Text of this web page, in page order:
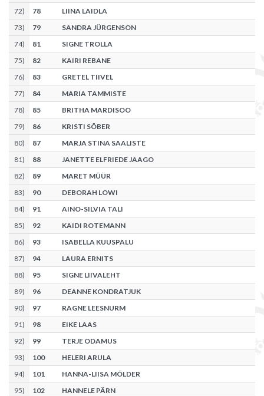
72) 78
LIINA LAIDLA
73) 79
SANDRA JÜRGENSON
74) 81
SIGNE TROLLA
75) 82
KAIRI REBANE
76) 83
GRETEL TIIVEL
77) 84
MARIA TAMMISTE
78) 85
BRITHA MARDISOO
79) 86
KRISTI SÕBER
80) 87
MARJA STINA SAALISTE
81) 88
JANETTE ELFRIEDE JAAGO
82) 89
MARET MÜÜR
83) 90
DEBORAH LOWI
84) 91
AINO-SILVIA TALI
85) 92
KAIDI ROTEMANN
86) 93
ISABELLA KUUSPALU
87) 94
LAURA ERNITS
88) 95
SIGNE LIIVALEHT
89) 96
DEANNE KONDRATJUK
90) 97
RAGNE LEESNURM
91) 98
EIKE LAAS
92) 99
TERJE ODAMUS
93) 100
HELERI ARULA
94) 101
HANNA-LIISA MÖLDER
95) 102
HANNELE PÄRN